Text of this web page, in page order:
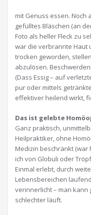
mit Genuss essen. Noch
gefülltes Bläschen (an
Foto als heller Fleck zu
war die verbrannte Haut
trocken geworden,
abzulösen.
(Dass Essig – auf
pur oder mittels
effektiver heilend wirkt,
Das ist gelebte
Ganz praktisch,
Heilpraktiker, ohne
Medizin beschränkt (war
ich von Globuli oder
Einmal erlebt, durch
Lebensbereichen
verinnerlicht – man kann
schlechter läuft.